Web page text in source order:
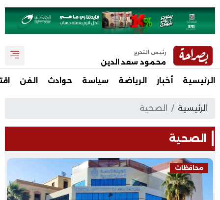
رئيس التحرير
محمود سعد الدين
الرئيسية أخبار الرياضة سياسة حوادث الفن
الرئيسية الصحية
الصحية
محافظات